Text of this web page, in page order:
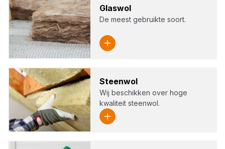
Glas­wol
De meest gebruikte soort.
Steen­wol
Wij beschikken over hoge
kwaliteit steenwol.